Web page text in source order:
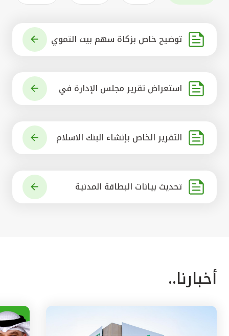
توضيح خاص بزكاة سهم بيت التموي
استعراض تقرير مجلس الإدارة في
التقرير الخاص بإنشاء البنك الاسلام
تحديث بيانات البطاقة المدنية
أخبارنا..